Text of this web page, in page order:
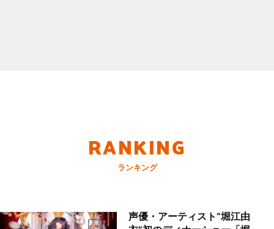
RANKING
ランキング
声優・アーティスト“堀江由